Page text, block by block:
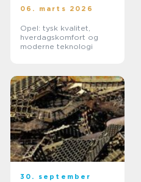
06. marts 2026
Opel: tysk kvalitet,
hverdagskomfort og
moderne teknologi
30. september